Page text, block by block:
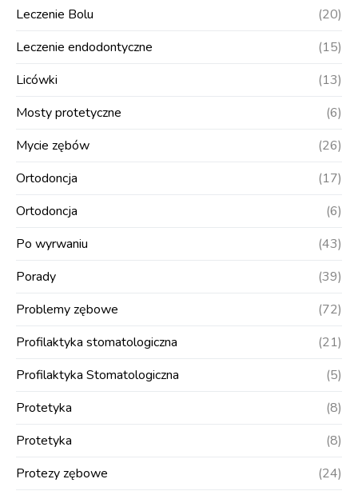
Leczenie Bolu
(20)
Leczenie endodontyczne
(15)
Licówki
(13)
Mosty protetyczne
(6)
Mycie zębów
(26)
Ortodoncja
(17)
Ortodoncja
(6)
Po wyrwaniu
(43)
Porady
(39)
Problemy zębowe
(72)
Profilaktyka stomatologiczna
(21)
Profilaktyka Stomatologiczna
(5)
Protetyka
(8)
Protetyka
(8)
Protezy zębowe
(24)